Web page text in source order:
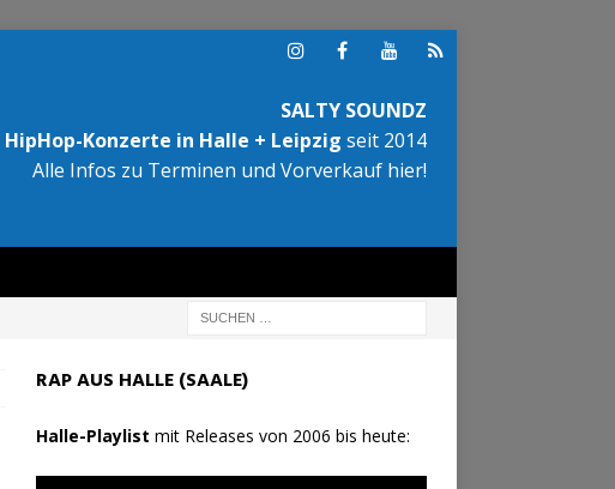
SALTY SOUNDZ
HipHop-Konzerte in Halle + Leipzig seit 2014
Alle Infos zu Terminen und Vorverkauf hier!
RAP AUS HALLE (SAALE)
Halle-Playlist mit Releases von 2006 bis heute: